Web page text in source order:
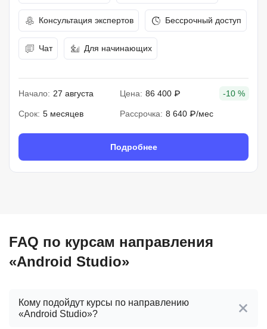
Консультация экспертов Бессрочный доступ
Чат Для начинающих
Начало: 27 августа Цена: 86 400 ₽ -10 %
Срок: 5 месяцев Рассрочка: 8 640 ₽/мес
Подробнее
FAQ по курсам направления
«Android Studio»
Кому подойдут курсы по направлению
«Android Studio»?